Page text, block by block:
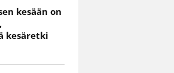
kesään on
kesäretki